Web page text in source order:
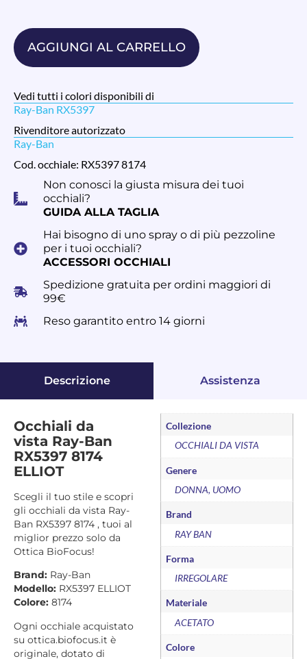
AGGIUNGI AL CARRELLO
Vedi tutti i colori disponibili di
Ray-Ban RX5397
Rivenditore autorizzato
Ray-Ban
Cod. occhiale: RX5397 8174
Non conosci la giusta misura dei tuoi
occhiali?
GUIDA ALLA TAGLIA
Hai bisogno di uno spray o di più pezzoline
per i tuoi occhiali?
ACCESSORI OCCHIALI
Spedizione gratuita per ordini maggiori di
99€
Reso garantito entro 14 giorni
Descrizione Assistenza
Occhiali da
vista Ray-Ban
RX5397 8174
ELLIOT
Scegli il tuo stile e scopri
gli occhiali da vista Ray-
Ban RX5397 8174 , tuoi al
miglior prezzo solo da
Ottica BioFocus!
Brand: Ray-Ban
Modello: RX5397 ELLIOT
Colore: 8174
Ogni occhiale acquistato
su ottica.biofocus.it è
originale, dotato di
Collezione
OCCHIALI DA VISTA
Genere
DONNA, UOMO
Brand
RAY BAN
Forma
IRREGOLARE
Materiale
ACETATO
Colore